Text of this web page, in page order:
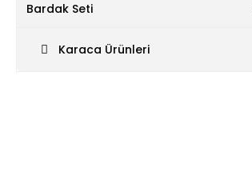
Bardak Seti
Karaca Ürünleri